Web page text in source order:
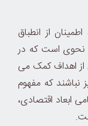
از انطباق
نحوی است که در
اهداف کمک می
نباشند که مفهوم
ابعاد اقتصادی،